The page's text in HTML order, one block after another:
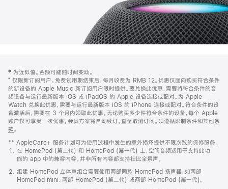
页
页
脚
注
‡ 为近似值。金额可能随时间变动。
⁺ 仅限新订阅用户。免费试用期结束后，每月收费为 RMB 12。优惠仅面向购买符合条件
的新设备的 Apple Music 新订阅用户限时提供。要兑换此优惠，需要将符合条件的音
频设备与运行最新版本 iOS 或 iPadOS 的 Apple 设备连接或配对。为 Apple
Watch 兑换此优惠，需要与运行最新版本 iOS 的 iPhone 连接或配对。符合条件的设
备激活后，需要在 3 个月内领取此优惠。无论购买多少件符合条件的设备，每个 Apple
账户仅可享受一次优惠。会员方案将自动续订，直至取消订阅。须遵循限制条件和其他条
款。
窗
口
中
打
开)
** AppleCare+ 服务计划可为使用过程中发生的意外损坏提供不限次数的保修服务。
在 HomePod (第二代) 和 HomePod (第一代) 上，空间音频适用于支持此功
能的 app 中的兼容内容。并非所有内容都支持杜比全景声。
组建 HomePod 立体声组合需要使用两部同款 HomePod 扬声器，如两部
HomePod mini、两部 HomePod (第二代) 或两部 HomePod (第一代)。